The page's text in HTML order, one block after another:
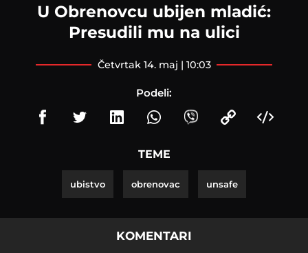
U Obrenovcu ubijen mladić:
Presudili mu na ulici
četvrtak 14. maj | 10:03
Podeli:
TEME
ubistvo obrenovac unsafe
KOMENTARI